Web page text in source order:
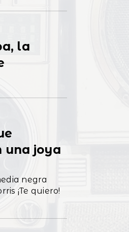
la
una joya
negra
¡Te quiero!